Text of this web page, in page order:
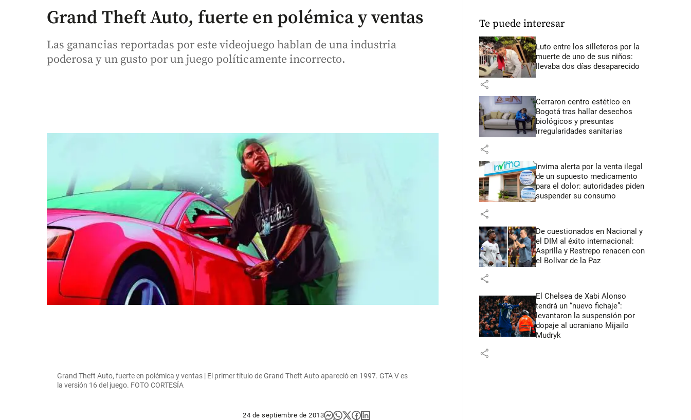
Grand Theft Auto, fuerte en polémica y ventas
Las ganancias reportadas por este videojuego hablan de una industria
poderosa y un gusto por un juego políticamente incorrecto.
Grand Theft Auto, fuerte en polémica y ventas | El primer título de Grand Theft Auto apareció en 1997. GTA V es
la versión 16 del juego. FOTO CORTESÍA
24 de septiembre de 2013
Te puede interesar
Luto entre los silleteros por la
muerte de uno de sus niños:
llevaba dos días desaparecido
share
Cerraron centro estético en
Bogotá tras hallar desechos
biológicos y presuntas
irregularidades sanitarias
share
Invima alerta por la venta ilegal
de un supuesto medicamento
para el dolor: autoridades piden
suspender su consumo
share
De cuestionados en Nacional y
el DIM al éxito internacional:
Asprilla y Restrepo renacen con
el Bolívar de la Paz
share
El Chelsea de Xabi Alonso
tendrá un “nuevo fichaje”:
levantaron la suspensión por
dopaje al ucraniano Mijailo
Mudryk
share